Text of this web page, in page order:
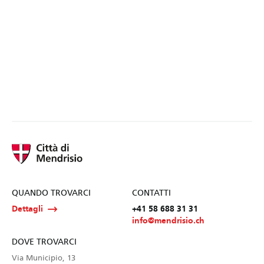
QUANDO TROVARCI
Dettagli
CONTATTI
+41 58 688 31 31
info@mendrisio.ch
DOVE TROVARCI
Via Municipio, 13